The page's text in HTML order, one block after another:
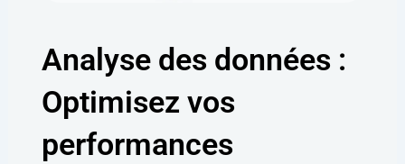
Analyse des données :
Optimisez vos
performances